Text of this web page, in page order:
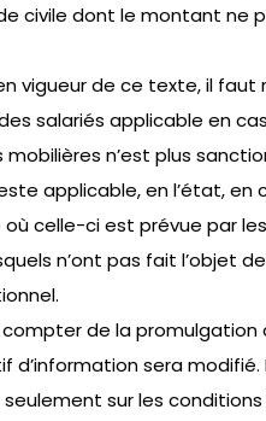
civile dont le montant ne
vigueur de ce texte, il
salariés applicable en
n’est plus
applicable, en l’état, en
celle-ci est prévue par les
n’ont pas fait l’objet
compter de la promulgation
d’information sera modifié.
sur les conditions